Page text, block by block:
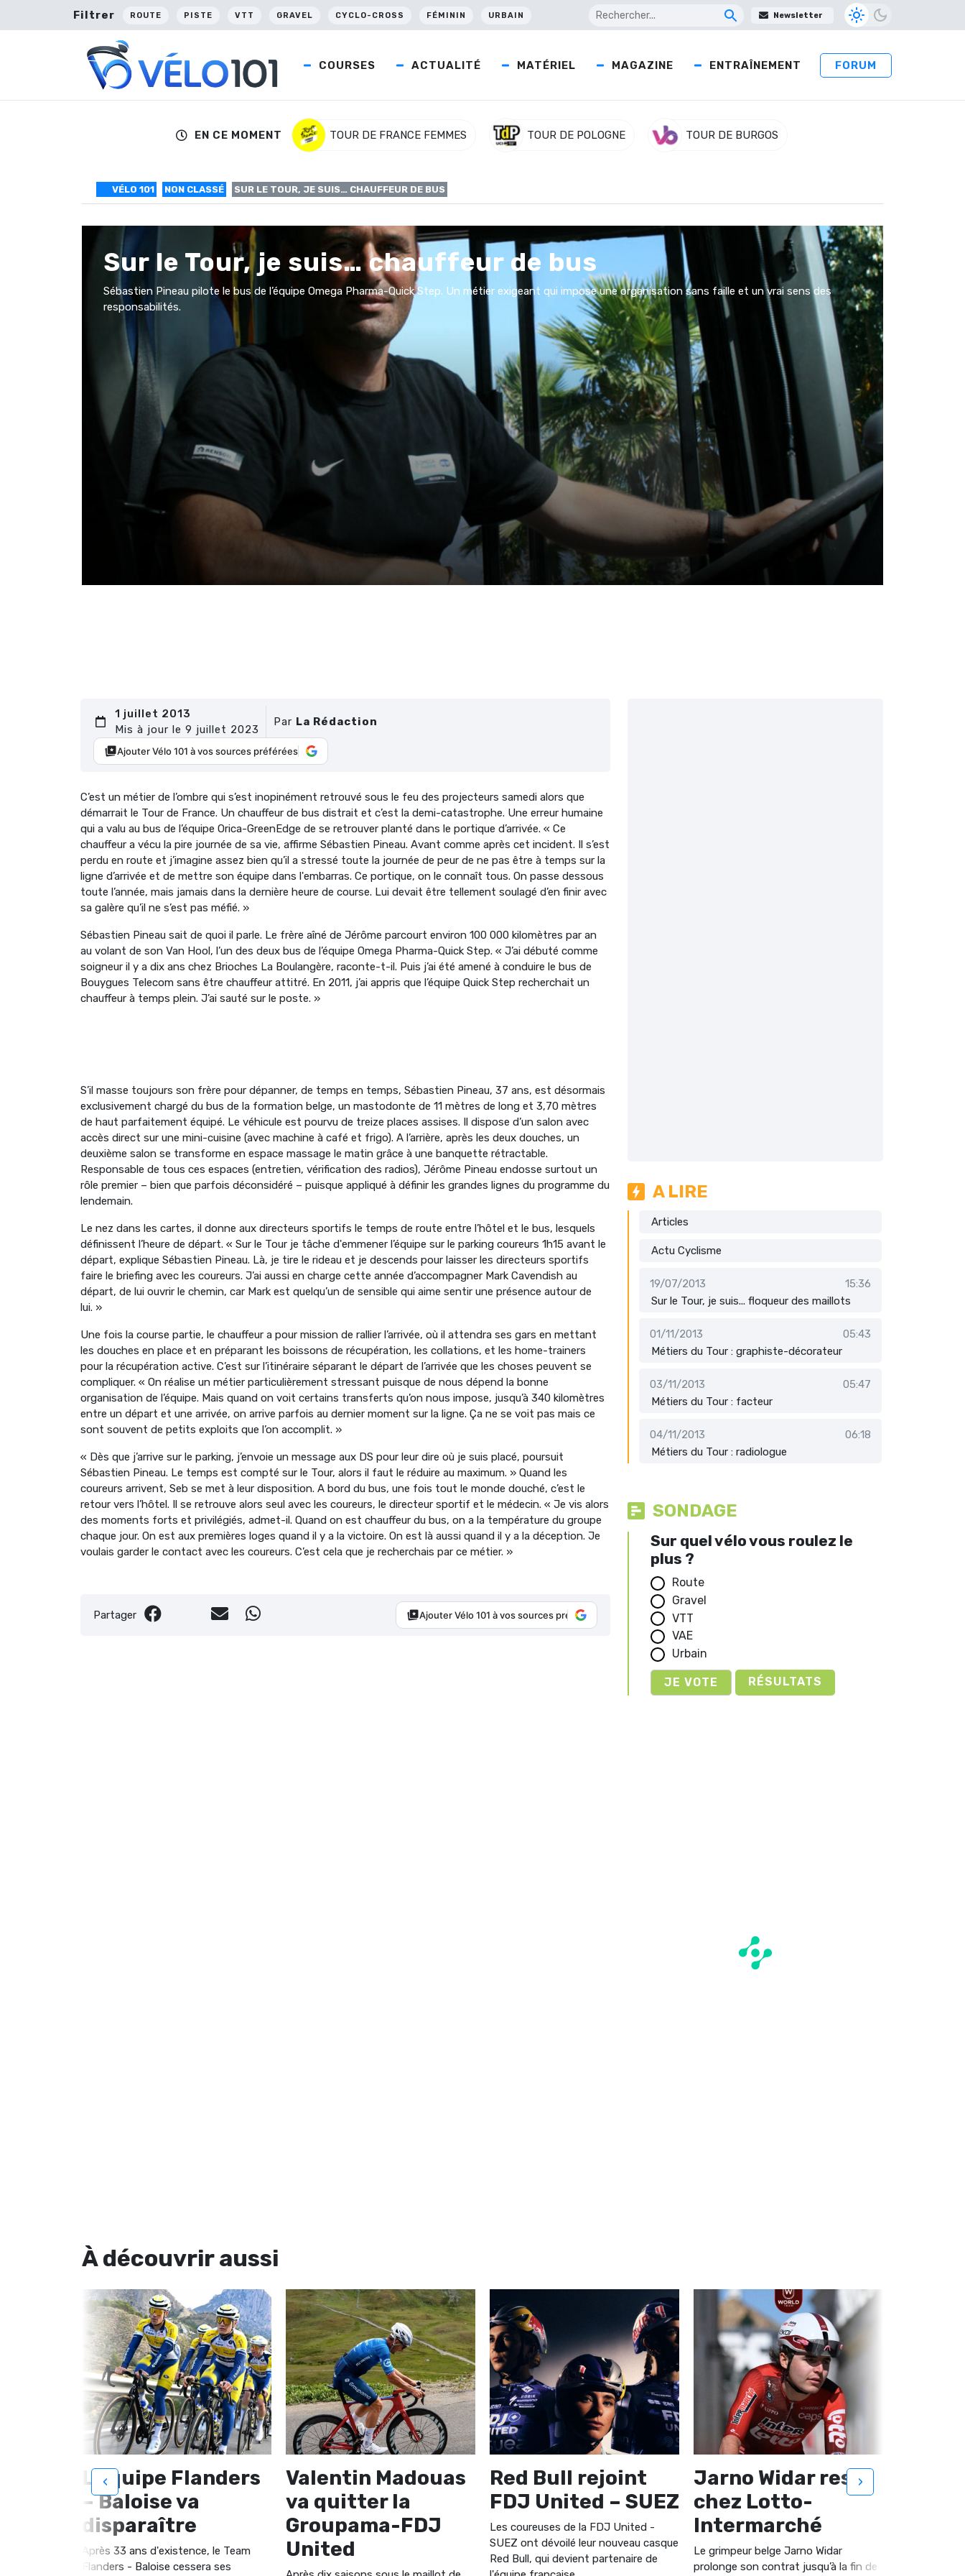
Filtrer ROUTE PISTE VTT GRAVEL CYCLO-CROSS FÉMININ URBAIN Newsletter
COURSES ACTUALITÉ MATÉRIEL MAGAZINE ENTRAÎNEMENT FORUM
EN CE MOMENT TOUR DE FRANCE FEMMES TOUR DE POLOGNE TOUR DE BURGOS
VÉLO 101 NON CLASSÉ SUR LE TOUR, JE SUIS… CHAUFFEUR DE BUS
Sur le Tour, je suis… chauffeur de bus
Sébastien Pineau pilote le bus de l’équipe Omega Pharma-Quick Step. Un métier exigeant qui impose une organisation sans faille et un vrai sens des
responsabilités.
1 juillet 2013
Mis à jour le 9 juillet 2023
Par La Rédaction
Ajouter Vélo 101 à vos sources préférées
C’est un métier de l’ombre qui s’est inopinément retrouvé sous le feu des projecteurs samedi alors que
démarrait le Tour de France. Un chauffeur de bus distrait et c’est la demi-catastrophe. Une erreur humaine
qui a valu au bus de l’équipe Orica-GreenEdge de se retrouver planté dans le portique d’arrivée. « Ce
chauffeur a vécu la pire journée de sa vie, affirme Sébastien Pineau. Avant comme après cet incident. Il s’est
perdu en route et j’imagine assez bien qu’il a stressé toute la journée de peur de ne pas être à temps sur la
ligne d’arrivée et de mettre son équipe dans l'embarras. Ce portique, on le connaît tous. On passe dessous
toute l’année, mais jamais dans la dernière heure de course. Lui devait être tellement soulagé d’en finir avec
sa galère qu’il ne s’est pas méfié. »
Sébastien Pineau sait de quoi il parle. Le frère aîné de Jérôme parcourt environ 100 000 kilomètres par an
au volant de son Van Hool, l’un des deux bus de l’équipe Omega Pharma-Quick Step. « J’ai débuté comme
soigneur il y a dix ans chez Brioches La Boulangère, raconte-t-il. Puis j’ai été amené à conduire le bus de
Bouygues Telecom sans être chauffeur attitré. En 2011, j’ai appris que l’équipe Quick Step recherchait un
chauffeur à temps plein. J’ai sauté sur le poste. »
S’il masse toujours son frère pour dépanner, de temps en temps, Sébastien Pineau, 37 ans, est désormais
exclusivement chargé du bus de la formation belge, un mastodonte de 11 mètres de long et 3,70 mètres
de haut parfaitement équipé. Le véhicule est pourvu de treize places assises. Il dispose d’un salon avec
accès direct sur une mini-cuisine (avec machine à café et frigo). A l’arrière, après les deux douches, un
deuxième salon se transforme en espace massage le matin grâce à une banquette rétractable.
Responsable de tous ces espaces (entretien, vérification des radios), Jérôme Pineau endosse surtout un
rôle premier – bien que parfois déconsidéré – puisque appliqué à définir les grandes lignes du programme du
lendemain.
Le nez dans les cartes, il donne aux directeurs sportifs le temps de route entre l’hôtel et le bus, lesquels
définissent l’heure de départ. « Sur le Tour je tâche d'emmener l’équipe sur le parking coureurs 1h15 avant le
départ, explique Sébastien Pineau. Là, je tire le rideau et je descends pour laisser les directeurs sportifs
faire le briefing avec les coureurs. J’ai aussi en charge cette année d’accompagner Mark Cavendish au
départ, de lui ouvrir le chemin, car Mark est quelqu’un de sensible qui aime sentir une présence autour de
lui. »
Une fois la course partie, le chauffeur a pour mission de rallier l’arrivée, où il attendra ses gars en mettant
les douches en place et en préparant les boissons de récupération, les collations, et les home-trainers
pour la récupération active. C’est sur l’itinéraire séparant le départ de l’arrivée que les choses peuvent se
compliquer. « On réalise un métier particulièrement stressant puisque de nous dépend la bonne
organisation de l’équipe. Mais quand on voit certains transferts qu’on nous impose, jusqu’à 340 kilomètres
entre un départ et une arrivée, on arrive parfois au dernier moment sur la ligne. Ça ne se voit pas mais ce
sont souvent de petits exploits que l’on accomplit. »
« Dès que j’arrive sur le parking, j’envoie un message aux DS pour leur dire où je suis placé, poursuit
Sébastien Pineau. Le temps est compté sur le Tour, alors il faut le réduire au maximum. » Quand les
coureurs arrivent, Seb se met à leur disposition. A bord du bus, une fois tout le monde douché, c’est le
retour vers l’hôtel. Il se retrouve alors seul avec les coureurs, le directeur sportif et le médecin. « Je vis alors
des moments forts et privilégiés, admet-il. Quand on est chauffeur du bus, on a la température du groupe
chaque jour. On est aux premières loges quand il y a la victoire. On est là aussi quand il y a la déception. Je
voulais garder le contact avec les coureurs. C’est cela que je recherchais par ce métier. »
Partager Ajouter Vélo 101 à vos sources préférées
A LIRE
Articles
Actu Cyclisme
19/07/2013
15:36
Sur le Tour, je suis... floqueur des maillots
01/11/2013
05:43
Métiers du Tour : graphiste-décorateur
03/11/2013
05:47
Métiers du Tour : facteur
04/11/2013
06:18
Métiers du Tour : radiologue
SONDAGE
Sur quel vélo vous roulez le
plus ?
Route
Gravel
VTT
VAE
Urbain
RÉSULTATS
À découvriraussi
L’équipe Flanders
– Baloise va
disparaître
Après 33 ans d'existence, le Team
Flanders - Baloise cessera ses
Valentin Madouas
va quitter la
Groupama-FDJ
United
Red Bull rejoint
FDJ United – SUEZ
Les coureuses de la FDJ United -
SUEZ ont dévoilé leur nouveau casque
Red Bull, qui devient partenaire de
Jarno Widar reste
chez Lotto-
Intermarché
Le grimpeur belge Jarno Widar
prolonge son contrat jusqu’à la fin de
‹ ›